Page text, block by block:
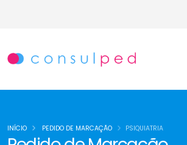
INÍCIO PEDIDO DE MARCAÇÃO PSIQUIATRIA